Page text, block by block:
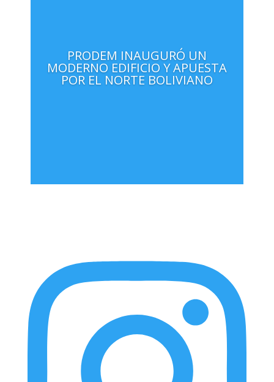
PRODEM INAUGURÓ UN
MODERNO EDIFICIO Y APUESTA
POR EL NORTE BOLIVIANO